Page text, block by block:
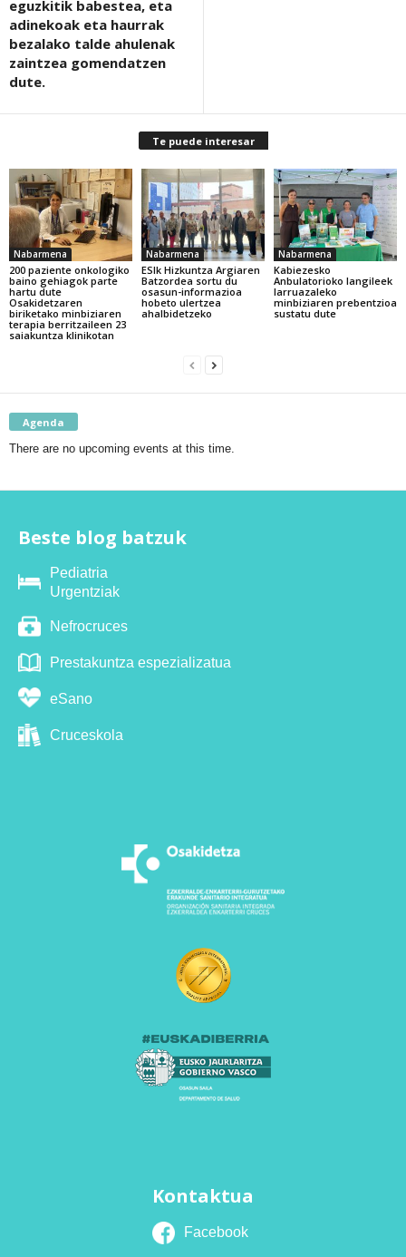
eguzkitik babestea, eta
adinekoak eta haurrak
bezalako talde ahulenak
zaintzea gomendatzen
dute.
Te puede interesar
Nabarmena
200 paziente onkologiko
baino gehiagok parte
hartu dute
Osakidetzaren
biriketako minbiziaren
terapia berritzaileen 23
saiakuntza klinikotan
Nabarmena
ESIk Hizkuntza Argiaren
Batzordea sortu du
osasun-informazioa
hobeto ulertzea
ahalbidetzeko
Nabarmena
Kabiezesko
Anbulatorioko langileek
larruazaleko
minbiziaren prebentzioa
sustatu dute
Agenda
There are no upcoming events at this time.
Beste blog batzuk
Pediatria
Urgentziak
Nefrocruces
Prestakuntza espezializatua
eSano
Cruceskola
Kontaktua
Facebook